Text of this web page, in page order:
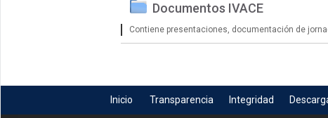
Documentos IVACE
Contiene presentaciones, documentación de
Inicio Transparencia Integridad